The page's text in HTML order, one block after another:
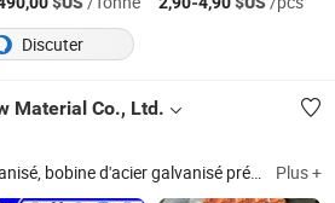
Discuter
Material Co., Ltd.
bobine d'acier Galvalume, bobine d'acier Galvalume prépeinte, tôle d'acier galvanisé ondulée Plus +